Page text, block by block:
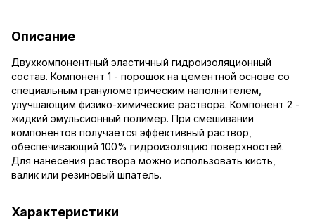
Описание
Двухкомпонентный эластичный гидроизоляционный
состав. Компонент 1 - порошок на цементной основе со
специальным гранулометрическим наполнителем,
улучшающим физико-химические раствора. Компонент 2 -
жидкий эмульсионный полимер. При смешивании
компонентов получается эффективный раствор,
обеспечивающий 100% гидроизоляцию поверхностей.
Для нанесения раствора можно использовать кисть,
валик или резиновый шпатель.
Характеристики